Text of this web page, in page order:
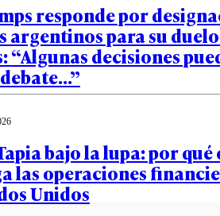
responde por
argentinos para su
“Algunas decisiones
bajo la lupa: por qué
las operaciones
Unidos